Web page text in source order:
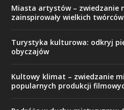
Miasta artystów – zwiedzanie
zainspirowały wielkich twórców
Turystyka kulturowa: odkryj
obyczajów
Kultowy klimat – zwiedzanie
popularnych produkcji